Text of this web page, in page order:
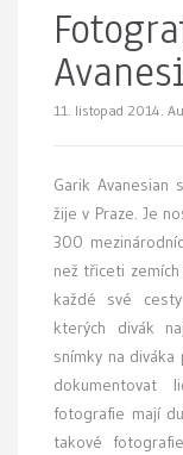
11. listopad 2014.
Garik
žije v Praze. Je
300
než třiceti zemích
každé své
kterých divák
snímky na
dokumentovat
fotografie mají
takové